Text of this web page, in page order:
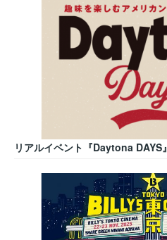
リアルイベント『Daytona DAYS』